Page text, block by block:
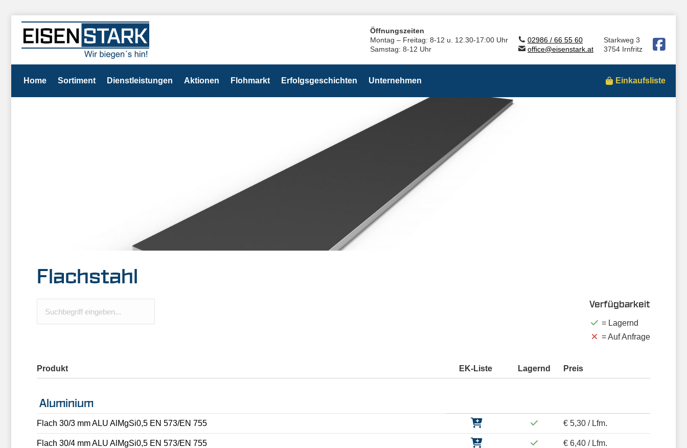
Öffnungszeiten
Montag – Freitag: 8-12 u. 12.30-17:00 Uhr
Samstag: 8-12 Uhr
02986 / 66 55 60
office@eisenstark.at
Starkweg 3
3754 Irnfritz
Home Sortiment Dienstleistungen Aktionen Flohmarkt Erfolgsgeschichten Unternehmen Einkaufsliste
Flachstahl
Verfügbarkeit
= Lagernd
= Auf Anfrage
Produkt EK-Liste Lagernd Preis
Aluminium
Flach 30/3 mm ALU AlMgSi0,5 EN 573/EN 755 € 5,30 / Lfm.
Flach 30/4 mm ALU AlMgSi0,5 EN 573/EN 755 € 6,40 / Lfm.